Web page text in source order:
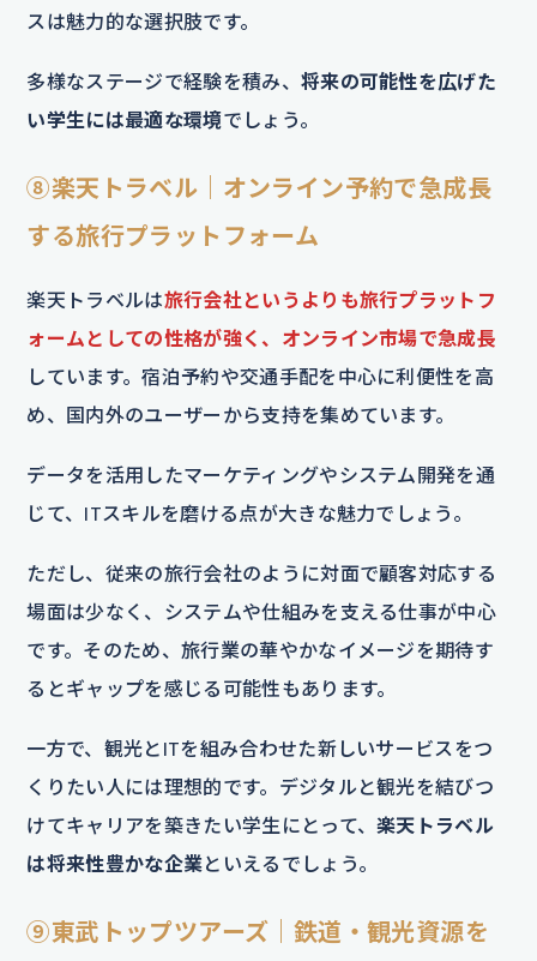
スは魅力的な選択肢です。
多様なステージで経験を積み、 将来の可能性を広げた
い学生には最適な環境でしょう。
⑧楽天トラベル｜オンライン予約で急成長
する旅行プラットフォーム
楽天トラベルは旅行会社というよりも旅行プラットフ
ォームとしての性格が強く、オンライン市場で急成長
しています。宿泊予約や交通手配を中心に利便性を高
め、国内外のユーザーから支持を集めています。
データを活用したマーケティングやシステム開発を通
じて、ITスキルを磨ける点が大きな魅力でしょう。
ただし、従来の旅行会社のように対面で顧客対応する
場面は少なく、システムや仕組みを支える仕事が中心
です。そのため、旅行業の華やかなイメージを期待す
るとギャップを感じる可能性もあります。
一方で、観光とITを組み合わせた新しいサービスをつ
くりたい人には理想的です。デジタルと観光を結びつ
けてキャリアを築きたい学生にとって、楽天トラベル
は将来性豊かな企業といえるでしょう。
⑨東武トップツアーズ｜鉄道・観光資源を